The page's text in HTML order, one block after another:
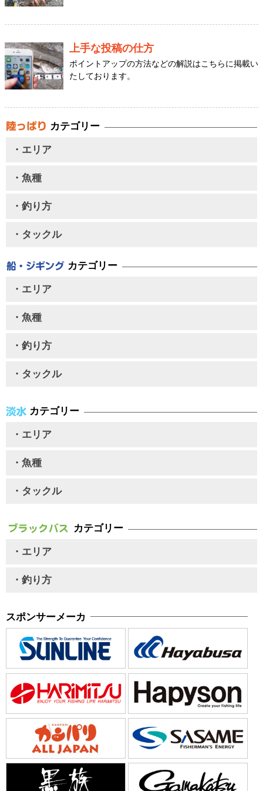
上手な投稿の仕方
ポイントアップの方法などの解説はこちらに掲載い
たしております。
カテゴリー
・エリア
・魚種
・釣り方
・タックル
カテゴリー
・エリア
・魚種
・釣り方
・タックル
カテゴリー
・エリア
・魚種
・タックル
カテゴリー
・エリア
・釣り方
スポンサーメーカ